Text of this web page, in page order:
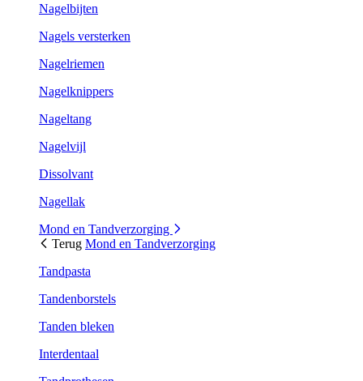
Nagelbijten
Nagels versterken
Nagelriemen
Nagelknippers
Nageltang
Nagelvijl
Dissolvant
Nagellak
Mond en Tandverzorging
Terug Mond en Tandverzorging
Tandpasta
Tandenborstels
Tanden bleken
Interdentaal